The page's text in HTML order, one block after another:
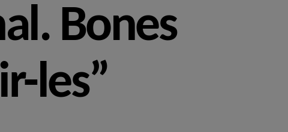
Bones
les”